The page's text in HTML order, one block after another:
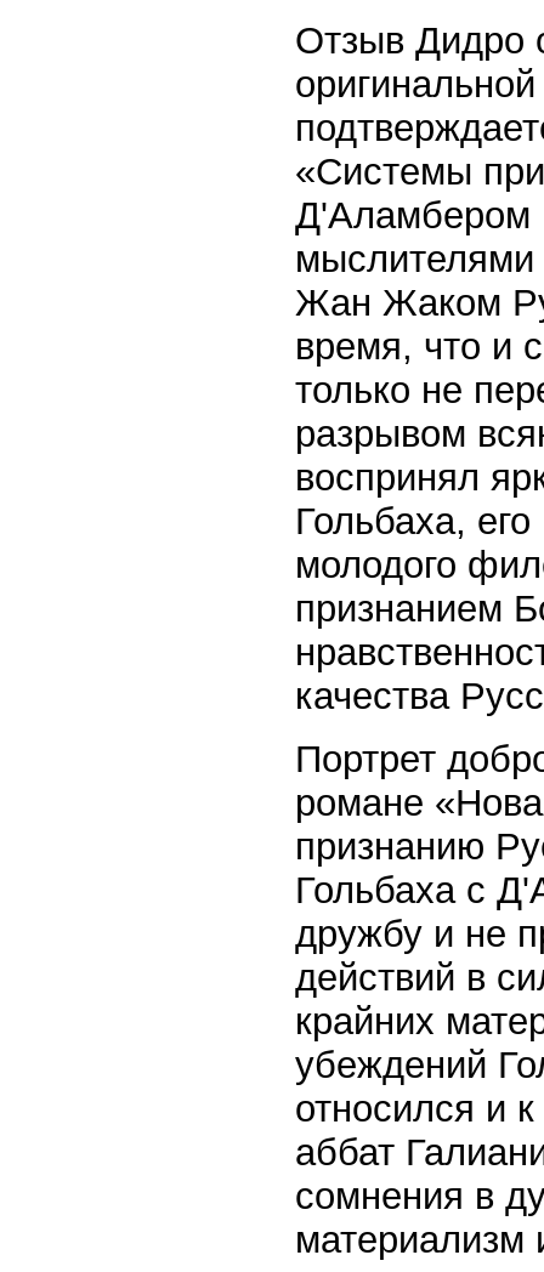
Отзыв Дидро
«Системы
Д'Аламбером
мыслителями
Жан Жаком
время, что и
только не
разрывом
воспринял
Гольбаха,
молодого
признанием
качества
Портрет
романе
признанию
Гольбаха с
дружбу и не
действий в
крайних
убеждений
относился и
аббат
сомнения в
материализм